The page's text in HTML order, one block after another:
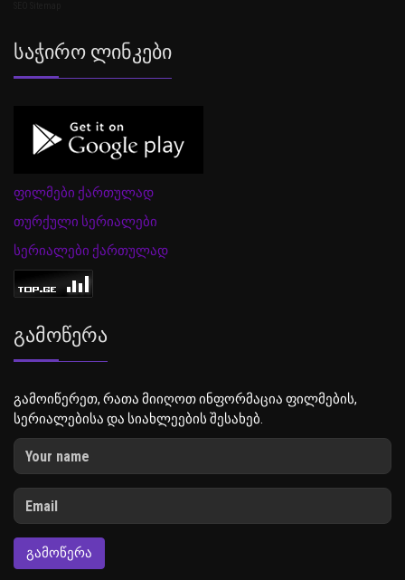
Საჭირო Ლინკები
ფილმები ქართულად
თურქული სერიალები
სერიალები ქართულად
Გამოწერა
გამოიწერეთ, რათა მიიღოთ ინფორმაცია ფილმების,
სერიალებისა და სიახლეების შესახებ.
ᲒᲐᲛᲝᲬᲔᲠᲐ